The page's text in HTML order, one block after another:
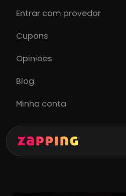
Entrar com provedor
Cupons
Opiniões
Blog
Minha conta